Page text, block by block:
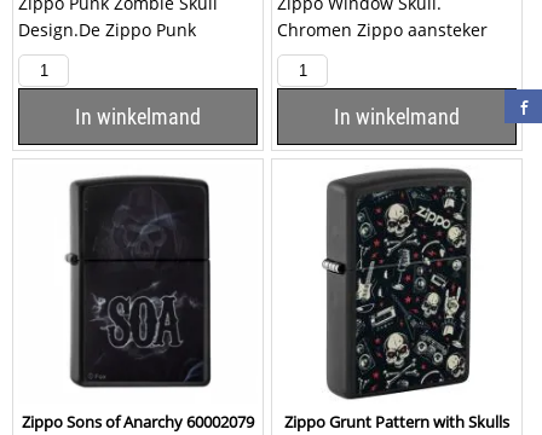
Design.De Zippo Punk
Zombie Skull Design is over
de gehele aansteker een...
In winkelmand
Chromen Zippo aansteker
met een geborstelde
afwerking en aan de...
In winkelmand
Zippo Sons of Anarchy 60002079 Zippo Grunt Pattern with Skulls